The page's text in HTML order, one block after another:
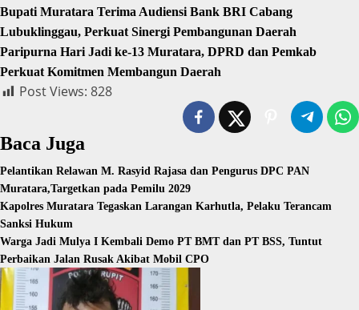
Bupati Muratara Terima Audiensi Bank BRI Cabang
Lubuklinggau, Perkuat Sinergi Pembangunan Daerah
Paripurna Hari Jadi ke-13 Muratara, DPRD dan Pemkab
Perkuat Komitmen Membangun Daerah
Post Views: 828
Baca Juga
Pelantikan Relawan M. Rasyid Rajasa dan Pengurus DPC PAN
Muratara,Targetkan pada Pemilu 2029
Kapolres Muratara Tegaskan Larangan Karhutla, Pelaku Terancam
Sanksi Hukum
Warga Jadi Mulya I Kembali Demo PT BMT dan PT BSS, Tuntut
Perbaikan Jalan Rusak Akibat Mobil CPO